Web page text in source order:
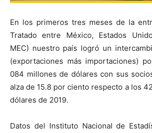
En los primeros tres meses de la
Tratado entre México, Estados
MEC) nuestro país logró un
(exportaciones más importaciones)
084 millones de dólares con sus
alza de 15.8 por ciento respecto a los
dólares de 2019.
Datos del Instituto Nacional de